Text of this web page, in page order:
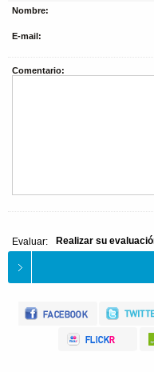
Nombre:
E-mail:
Comentario:
Evaluar: Realizar su